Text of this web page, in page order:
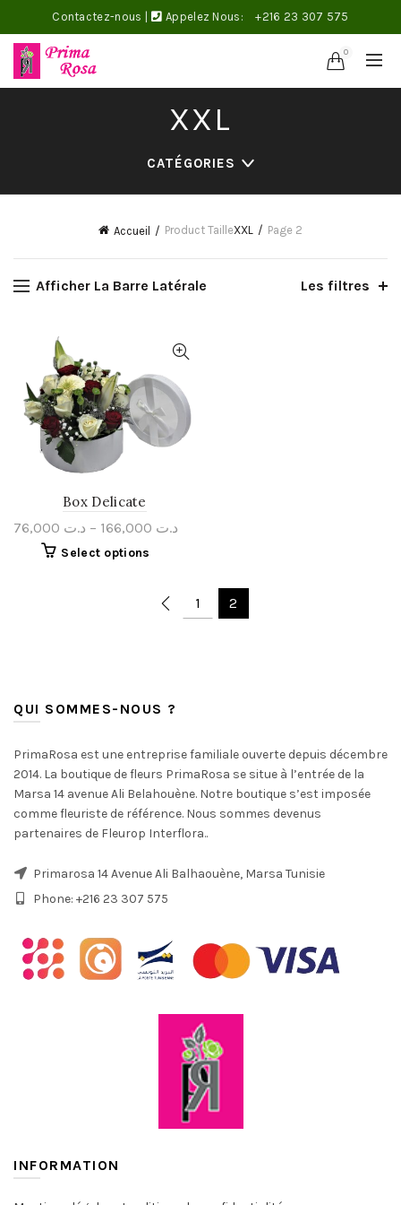
Contactez-nous Appelez Nous: +216 23 307 575
0
XXL
CATÉGORIES
Accueil Product TailleXXL Page 2
Afficher La Barre Latérale Les filtres
Box Delicate
د.ت – د.ت
Select options
1 2
QUI SOMMES-NOUS ?
PrimaRosa est une entreprise familiale ouverte depuis décembre
2014. La boutique de fleurs PrimaRosa se situe à l’entrée de la
Marsa 14 avenue Ali Belahouène. Notre boutique s’est imposée
comme fleuriste de référence. Nous sommes devenus
partenaires de Fleurop Interflora..
Primarosa 14 Avenue Ali Balhaouène, Marsa Tunisie
Phone: +216 23 307 575
INFORMATION